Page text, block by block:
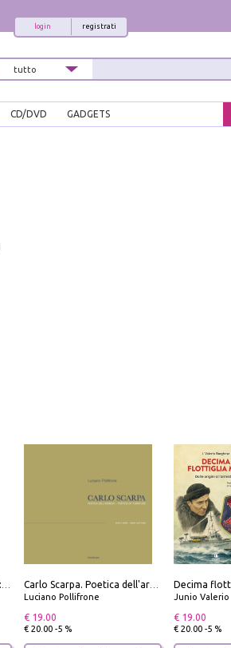
registrati
login
CD/DVD GADGETS
Navigare Lungocosta. Vol. 5: Corsica e Sardegna
Carlo Scarpa. Poetica dell'arredo. Tavoli e sedie-Poetics of furniture. Tables and chairs. Ediz. bilingue
Luciano Pollifrone
€ 19.00
€ 20.00 -5 %
Junio Valerio
€ 19.00
€ 20.00 -5 %